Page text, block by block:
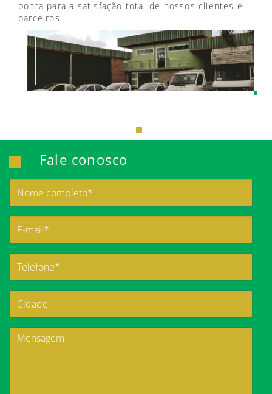
ponta para a satisfação total de nossos clientes e
parceiros.
Fale conosco